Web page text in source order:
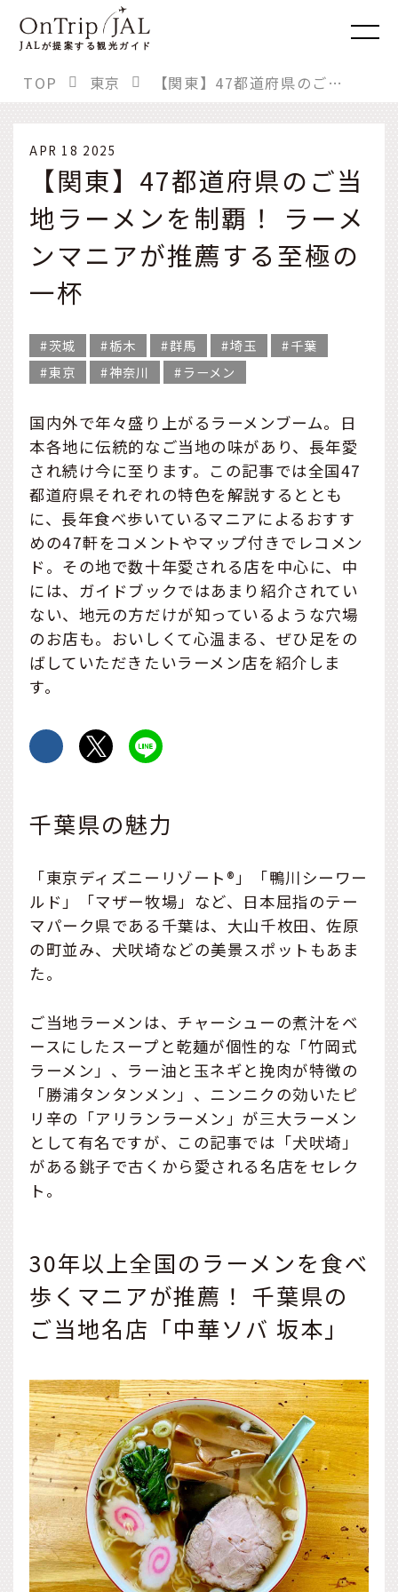
JALが提案する観光ガイド
TOP 東京 【関東】47都道府県のご当地ラーメンを制覇！ ラーメンマニアが推薦する至極の一杯
APR 18 2025
【関東】47都道府県のご当
地ラーメンを制覇！ ラーメ
ンマニアが推薦する至極の
一杯
茨城 栃木 群馬 埼玉
千葉
東京
神奈川 ラーメン
国内外で年々盛り上がるラーメンブーム。日
本各地に伝統的なご当地の味があり、長年愛
され続け今に至ります。この記事では全国47
都道府県それぞれの特色を解説するととも
に、長年食べ歩いているマニアによるおすす
めの47軒をコメントやマップ付きでレコメン
ド。その地で数十年愛される店を中心に、中
には、ガイドブックではあまり紹介されてい
ない、地元の方だけが知っているような穴場
のお店も。おいしくて心温まる、ぜひ足をの
ばしていただきたいラーメン店を紹介しま
す。
千葉県の魅力
「東京ディズニーリゾート®」「鴨川シーワー
ルド」「マザー牧場」など、日本屈指のテー
マパーク県である千葉は、大山千枚田、佐原
の町並み、犬吠埼などの美景スポットもあま
た。
ご当地ラーメンは、チャーシューの煮汁をベ
ースにしたスープと乾麺が個性的な「竹岡式
ラーメン」、ラー油と玉ネギと挽肉が特徴の
「勝浦タンタンメン」、ニンニクの効いたピ
リ辛の「アリランラーメン」が三大ラーメン
として有名ですが、この記事では「犬吠埼」
がある銚子で古くから愛される名店をセレク
ト。
30年以上全国のラーメンを食べ
歩くマニアが推薦！ 千葉県の
ご当地名店「中華ソバ 坂本」